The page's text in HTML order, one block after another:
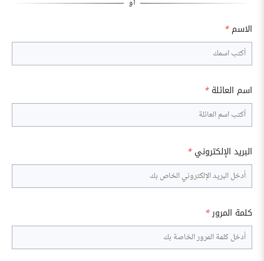
الاسم *
اسم العائلة *
البريد الإلكتروني *
كلمة المرور*